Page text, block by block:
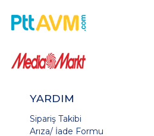
YARDIM
Sipariş Takibi
Arıza/ İade Formu